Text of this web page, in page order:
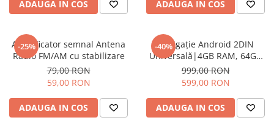
ADAUGA IN COS ADAUGA IN COS
-25%
Amplificator semnal Antena
Radio FM/AM cu stabilizare
79,00 RON
59,00 RON
ADAUGA IN COS
-40%
Navigație Android 2DIN
Universală|4GB RAM, 64GB
ROM, Ecran 7 inch, CarPlay și
Android Auto Wireless, Radio
RDS
999,00 RON
599,00 RON
ADAUGA IN COS